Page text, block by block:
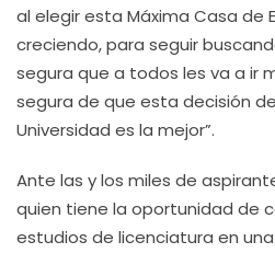
al elegir esta Máxima Casa de
creciendo, para seguir
segura que a todos les va a ir
segura de que esta decisión
Universidad es la mejor”.
Ante las y los miles de
quien tiene la oportunidad de
estudios de licenciatura en